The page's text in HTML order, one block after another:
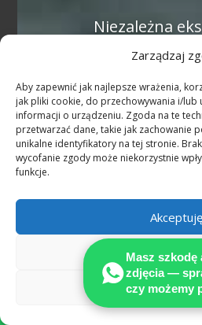
Zarządzaj
Aby zapewnić jak najlepsze wrażenia,
jak pliki cookie, do przechowywania i/lub
informacji o urządzeniu. Zgoda na te
przetwarzać dane, takie jak zachowanie
unikalne identyfikatory na tej stronie.
wycofanie zgody może niekorzystnie
funkcje.
Akceptuję
Odmów
Zobacz
Niezależna
techniczna
zakres szkody
— pomoc
po
Miałeś
całych Niemczech?
— niezależni
samochodowi:
doświadczenia,
wykonanych opinii

Masz szkodę
zdjęcia —
czy możemy